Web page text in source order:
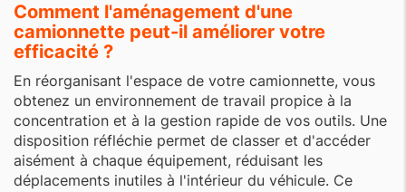
Comment l'aménagement d'une
camionnette peut-il améliorer votre
efficacité ?
En réorganisant l'espace de votre camionnette, vous
obtenez un environnement de travail propice à la
concentration et à la gestion rapide de vos outils. Une
disposition réfléchie permet de classer et d'accéder
aisément à chaque équipement, réduisant les
déplacements inutiles à l'intérieur du véhicule. Ce